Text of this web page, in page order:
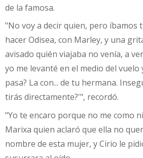
de la famosa.
"No voy a decir quien, pero íbamos
hacer Odisea, con Marley, y una
avisado quién viajaba no venía, a
yo me levanté en el medio del vuelo
pasa? La con... de tu hermana.
tirás directamente?'", recordó.
"Yo te encaro porque no me como
Marixa quien aclaró que ella no
nombre de esta mujer, y Cirio le